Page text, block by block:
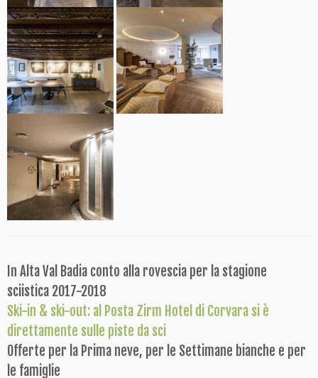
In Alta Val Badia conto alla rovescia per la stagione
sciistica 2017-2018
Ski-in & ski-out: al Posta Zirm Hotel di Corvara si è
direttamente sulle piste da sci
Offerte per la Prima neve, per le Settimane bianche e per
le famiglie